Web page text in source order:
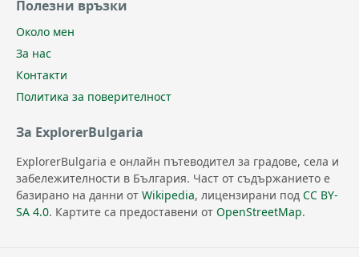
Полезни връзки
Около мен
За нас
Контакти
Политика за поверителност
За ExplorerBulgaria
ExplorerBulgaria е онлайн пътеводител за градове, села и
забележителности в България. Част от съдържанието е
базирано на данни от Wikipedia, лицензирани под CC BY-
SA 4.0. Картите са предоставени от OpenStreetMap.